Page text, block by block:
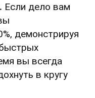
Если дело вам
демонстрируя
вы всегда
в кругу